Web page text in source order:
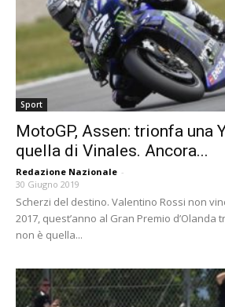
Sport
MotoGP, Assen: trionfa una
quella di Vinales. Ancora...
Redazione Nazionale -
30 Giugno 2019
Scherzi del destino. Valentino Rossi non
2017, quest’anno al Gran Premio d’Olanda
non è quella...